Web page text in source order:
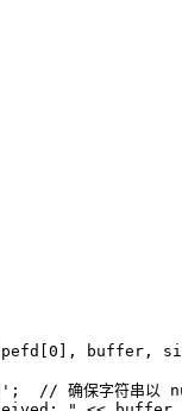
buffer,
// 确保字符串以